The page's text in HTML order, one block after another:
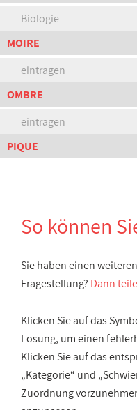
Biologie
MOIRE
eintragen
OMBRE
eintragen
PIQUE
So können
Sie haben einen
Fragestellung? Dann
Klicken Sie auf das
Lösung, um einen
Klicken Sie auf das
„Kategorie“ und
Zuordnung